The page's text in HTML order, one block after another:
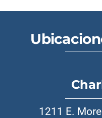
1211 E.